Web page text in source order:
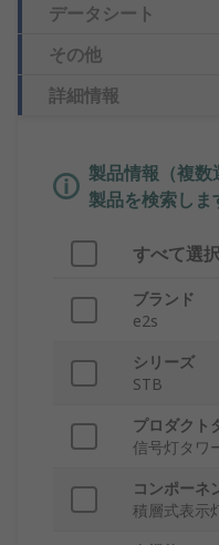
データシート
その他
詳細情報
製品情報（複
製品を検索しま
すべて選
ブランド
e2s
シリーズ
STB
プロダクト
信号灯タワ
コンポーネ
積層式表示